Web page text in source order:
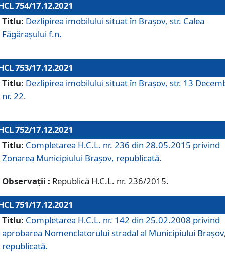
754/17.12.2021
Titlu: Dezlipirea imobilului situat în Brașov, str. Calea
Făgărașului f.n.
753/17.12.2021
Titlu: Dezlipirea imobilului situat în Brașov, str. 13
nr. 22.
752/17.12.2021
Titlu: Completarea H.C.L. nr. 236 din 28.05.2015 privind
Zonarea Municipiului Braşov, republicată.
Observații : Republică H.C.L. nr. 236/2015.
751/17.12.2021
Titlu: Completarea H.C.L. nr. 142 din 25.02.2008 privind
aprobarea Nomenclatorului stradal al Municipiului
republicată.